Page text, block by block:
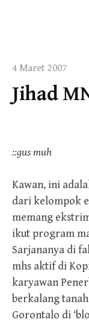
4 Maret 2007
Jihad
::gus muh
Kawan, ini
dari kelompok
memang
ikut program
Sarjananya di
mhs aktif di
karyawan
berkalang
Gorontalo di